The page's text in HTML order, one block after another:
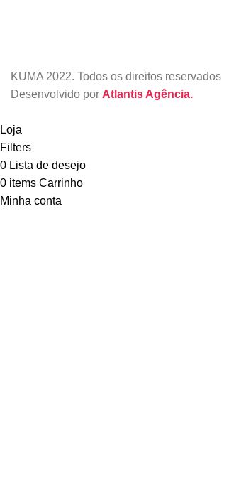
KUMA2022. Todos os direitos reservados
Desenvolvido por Atlantis Agência.
Loja
Filters
0 Lista de desejo
0 items Carrinho
Minha conta